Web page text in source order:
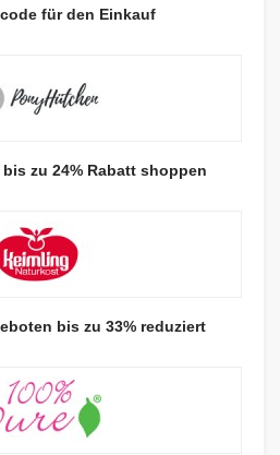
für den Einkauf
zu 24% Rabatt shoppen
bis zu 33% reduziert